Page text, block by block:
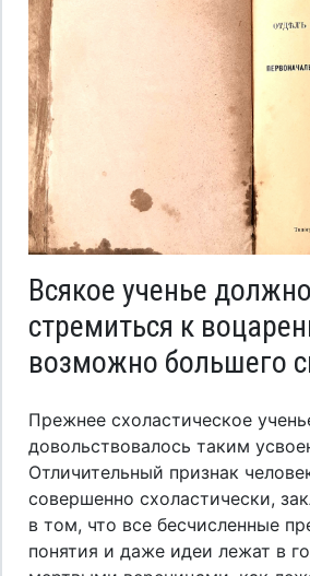
Всякое ученье должно
стремиться к
возможно большего
Прежнее схоластическое
довольствовалось таким
Отличительный признак
совершенно схоластически,
в том, что все бесчисленные
понятия и даже идеи лежат в